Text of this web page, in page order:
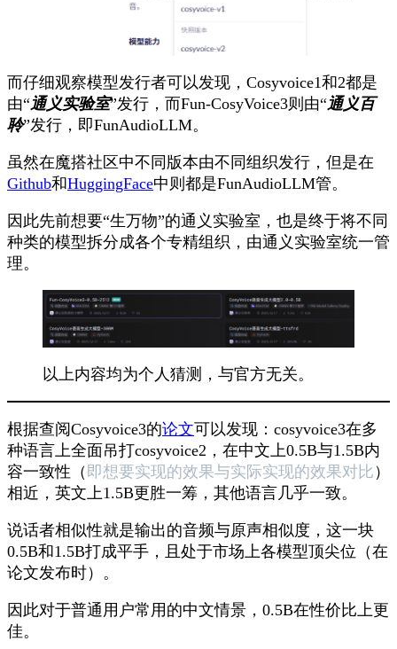
而仔细观察模型发行者可以发现，Cosyvoice1和2都是
由“通义实验室”发行，而Fun-CosyVoice3则由“通义百
聆”发行，即FunAudioLLM。
虽然在魔搭社区中不同版本由不同组织发行，但是在
Github和HuggingFace中则都是FunAudioLLM管。
因此先前想要“生万物”的通义实验室，也是终于将不同
种类的模型拆分成各个专精组织，由通义实验室统一管
理。
以上内容均为个人猜测，与官方无关。
根据查阅Cosyvoice3的论文可以发现：cosyvoice3在多
种语言上全面吊打cosyvoice2，在中文上0.5B与1.5B内
容一致性（ 即想要实现的效果与实际实现的效果对比 ）
相近，英文上1.5B更胜一筹，其他语言几乎一致。
说话者相似性就是输出的音频与原声相似度，这一块
0.5B和1.5B打成平手，且处于市场上各模型顶尖位（在
论文发布时）。
因此对于普通用户常用的中文情景，0.5B在性价比上更
佳。